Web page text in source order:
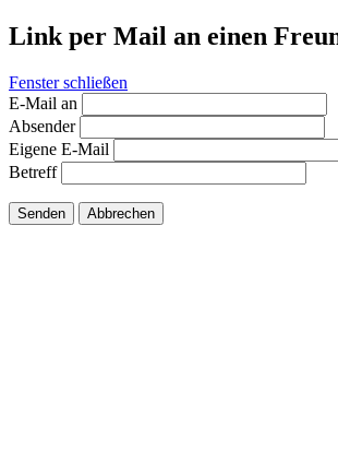
Link per Mail an einen
Fenster schließen
E-Mail an
Absender
Eigene E-Mail
Betreff
Senden Abbrechen